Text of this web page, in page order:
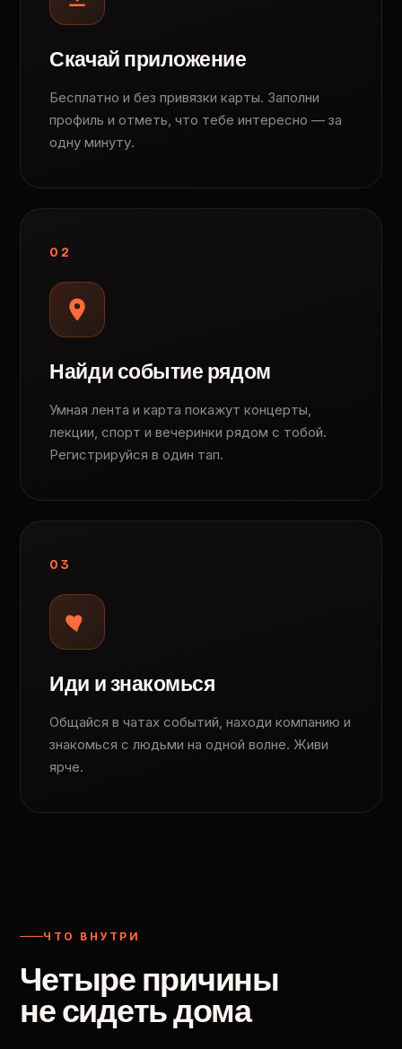
Скачай приложение
Бесплатно и без привязки карты. Заполни
профиль и отметь, что тебе интересно — за
одну минуту.
02
Найди событие рядом
Умная лента и карта покажут концерты,
лекции, спорт и вечеринки рядом с тобой.
Регистрируйся в один тап.
03
Иди и знакомься
Общайся в чатах событий, находи компанию и
знакомься с людьми на одной волне. Живи
ярче.
ЧТО ВНУТРИ
Четыре причины
не сидеть дома